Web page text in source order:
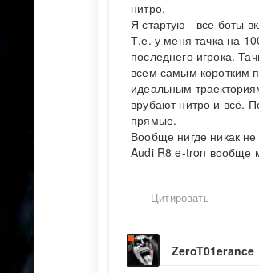
нитро.
Я стартую - все боты
Т.е. у меня тачка на
последнего игрока.
всем самым коротким
идеальным
врубают нитро и всё.
прямые.
Вообще нигде никак не
Audi R8 e-tron вообще
Цитировать
ZeroT01erance